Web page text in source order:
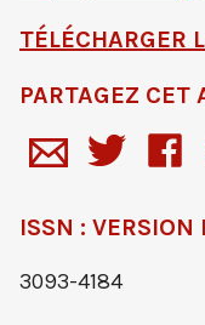
TÉLÉCHARGER
PARTAGEZ CET
ISSN : VERSION
3093-4184